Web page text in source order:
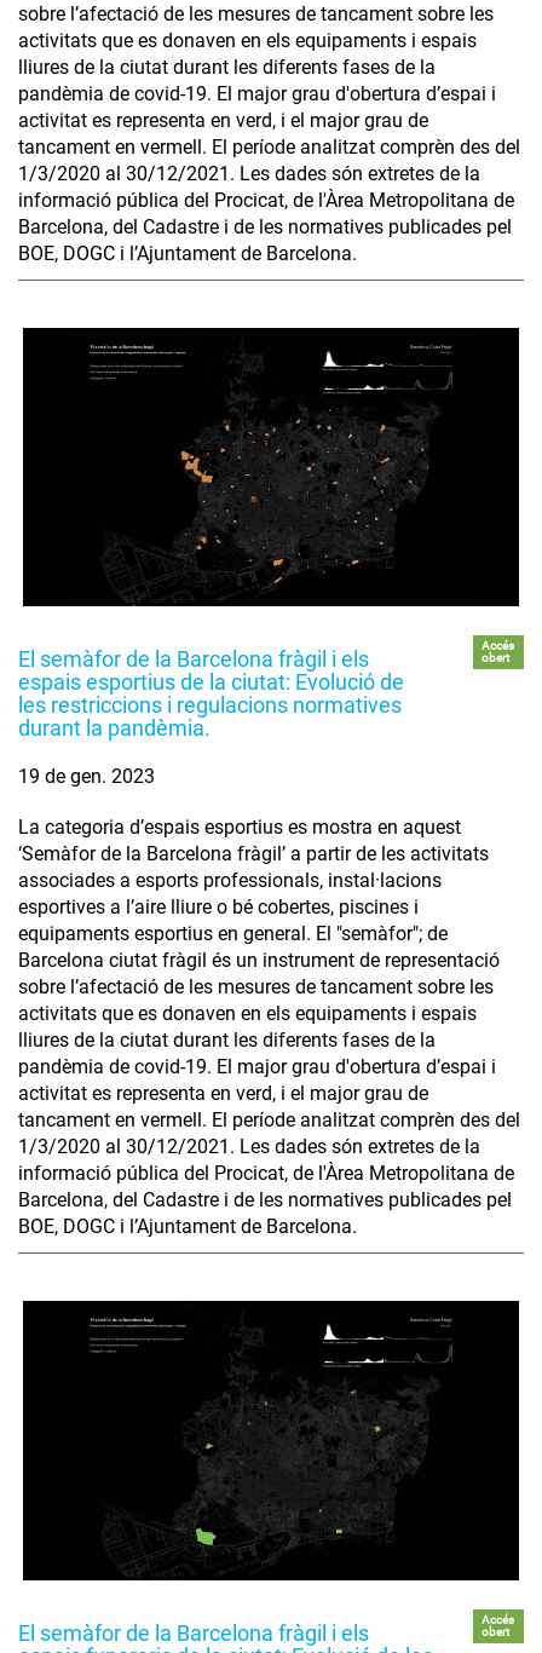
sobre l’afectació de les mesures de tancament sobre les
activitats que es donaven en els equipaments i espais
lliures de la ciutat durant les diferents fases de la
pandèmia de covid-19. El major grau d'obertura d’espai i
activitat es representa en verd, i el major grau de
tancament en vermell. El període analitzat comprèn des del
1/3/2020 al 30/12/2021. Les dades són extretes de la
informació pública del Procicat, de l'Àrea Metropolitana de
Barcelona, del Cadastre i de les normatives publicades pel
BOE, DOGC i l’Ajuntament de Barcelona.
El semàfor de la Barcelona fràgil i els
espais esportius de la ciutat: Evolució de
les restriccions i regulacions normatives
durant la pandèmia.
Accés
obert
19 de gen. 2023
La categoria d’espais esportius es mostra en aquest
‘Semàfor de la Barcelona fràgil’ a partir de les activitats
associades a esports professionals, instal·lacions
esportives a l’aire lliure o bé cobertes, piscines i
equipaments esportius en general. El "semàfor"; de
Barcelona ciutat fràgil és un instrument de representació
sobre l’afectació de les mesures de tancament sobre les
activitats que es donaven en els equipaments i espais
lliures de la ciutat durant les diferents fases de la
pandèmia de covid-19. El major grau d'obertura d’espai i
activitat es representa en verd, i el major grau de
tancament en vermell. El període analitzat comprèn des del
1/3/2020 al 30/12/2021. Les dades són extretes de la
informació pública del Procicat, de l'Àrea Metropolitana de
Barcelona, del Cadastre i de les normatives publicades pel
BOE, DOGC i l’Ajuntament de Barcelona.
El semàfor de la Barcelona fràgil i els
Accés
obert